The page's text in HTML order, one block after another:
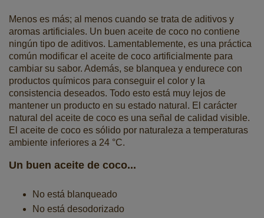
Menos es más; al menos cuando se trata de aditivos y
aromas artificiales. Un buen aceite de coco no contiene
ningún tipo de aditivos. Lamentablemente, es una práctica
común modificar el aceite de coco artificialmente para
cambiar su sabor. Además, se blanquea y endurece con
productos químicos para conseguir el color y la
consistencia deseados. Todo esto está muy lejos de
mantener un producto en su estado natural. El carácter
natural del aceite de coco es una señal de calidad visible.
El aceite de coco es sólido por naturaleza a temperaturas
ambiente inferiores a 24 °C.
Un buen aceite de coco...
No está blanqueado
No está desodorizado